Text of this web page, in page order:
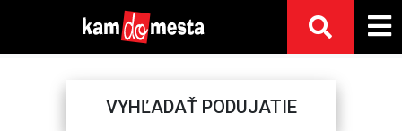
VYHĽADAŤ PODUJATIE